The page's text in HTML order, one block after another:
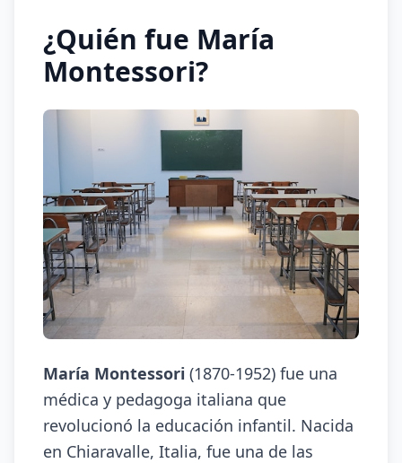
¿Quién fue María
Montessori?
María Montessori (1870-1952) fue una
médica y pedagoga italiana que
revolucionó la educación infantil. Nacida
en Chiaravalle, Italia, fue una de las